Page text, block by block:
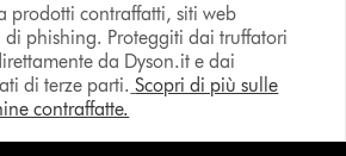
prodotti contraffatti, siti web
phishing. Proteggiti dai truffatori
da Dyson.it e dai
di terze parti. Scopri di più sulle
contraffatte.